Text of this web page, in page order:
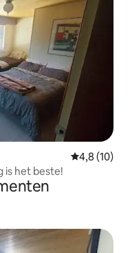
4,8 (10)
is het beste!